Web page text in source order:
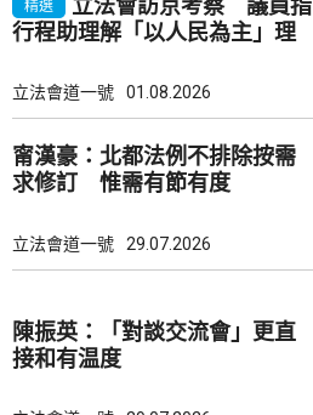
精選
立法會訪京考察 議員指
行程助理解「以人民為主」理
立法會道一號 01.08.2026
甯漢豪：北都法例不排除按需
求修訂 惟需有節有度
立法會道一號 29.07.2026
陳振英：「對談交流會」更直
接和有温度